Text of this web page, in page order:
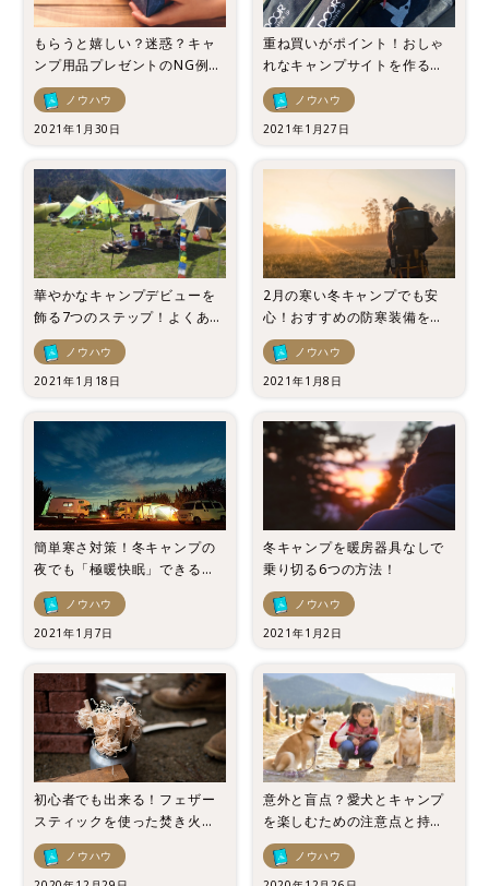
もらうと嬉しい？迷惑？キャ
ンプ用品プレゼントのNG例と
GOOD例をご紹介！
ノウハウ
2021年1月30日
重ね買いがポイント！おしゃ
れなキャンプサイトを作る丸
秘テクニック！
ノウハウ
2021年1月27日
華やかなキャンプデビューを
飾る7つのステップ！よくある
10の疑問を一気に解決！
ノウハウ
2021年1月18日
2月の寒い冬キャンプでも安
心！おすすめの防寒装備をご
紹介！【寒さ対策】
ノウハウ
2021年1月8日
簡単寒さ対策！冬キャンプの
夜でも「極暖快眠」できる丸
秘テクニック！
ノウハウ
2021年1月7日
冬キャンプを暖房器具なしで
乗り切る6つの方法！
ノウハウ
2021年1月2日
初心者でも出来る！フェザー
スティックを使った焚き火の
ノウハウをご紹介！
ノウハウ
意外と盲点？愛犬とキャンプ
を楽しむための注意点と持ち
物7選！
ノウハウ